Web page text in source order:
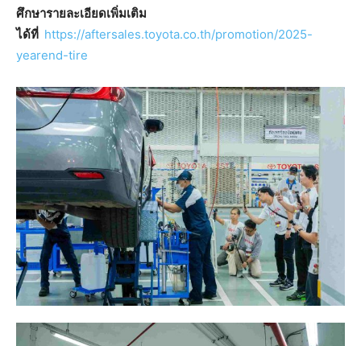
ศึกษารายละเอียดเพิ่มเติม
ได้ที่ https://aftersales.toyota.co.th/promotion/2025-
yearend-tire